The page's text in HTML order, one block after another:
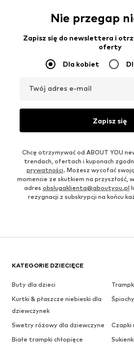
Nie przegap
Zapisz się do newslettera i
oferty
Dla kobiet
Twój adres e-mail
Zapisz się
Chcę otrzymywać od ABOUT YOU
trendach, ofertach i kuponach
prywatności. Możesz wycofać
momencie ze skutkiem na przyszłość,
adres obslugaklienta@aboutyou.pl
rezygnacji z subskrypcji na końcu
KATEGORIE DZIECIĘCE
Buty dla dzieci
Kurtki & płaszcze niebieski dla
dziewczynek
Swetry różowy dla dziewczyne
Czapki
Białe trampki chłopięce